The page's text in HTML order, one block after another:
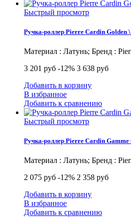
Быстрый просмотр
Ручка-роллер Pierre Cardin Golden \
Материал : Латунь; Бренд :
3 201 руб -12% 3 638 руб
Добавить в корзину
В избранное
Добавить к сравнению
Быстрый просмотр
Ручка-роллер Pierre Cardin Gamme
Материал : Латунь; Бренд :
2 075 руб -12% 2 358 руб
Добавить в корзину
В избранное
Добавить к сравнению